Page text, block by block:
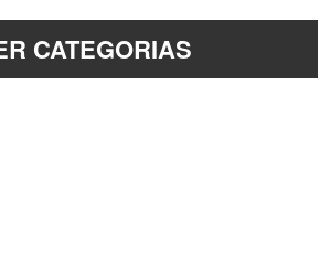
CATEGORIAS